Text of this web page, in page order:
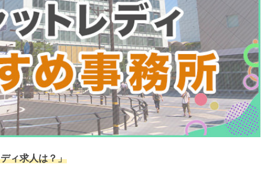
ィ求人は？」